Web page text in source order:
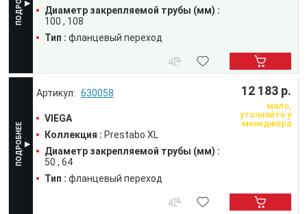
630058
VIEGA
Коллекция : Prestabo XL
Диаметр закрепляемой трубы (мм) :
50
64
Тип : фланцевый переход
12 183 р.
мало,
уточняйте у
менеджера
Диаметр закрепляемой трубы (мм) :
100
108
Тип : фланцевый переход